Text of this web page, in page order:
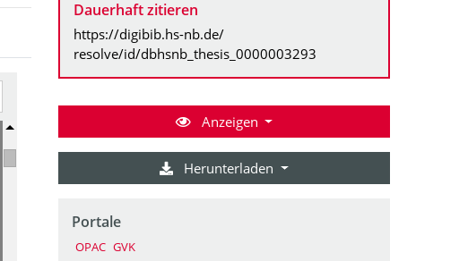
Dauerhaft zitieren
https://digibib.hs-nb.de/
resolve/id/dbhsnb_thesis_0000003293
Anzeigen
Herunterladen
Portale
OPAC GVK